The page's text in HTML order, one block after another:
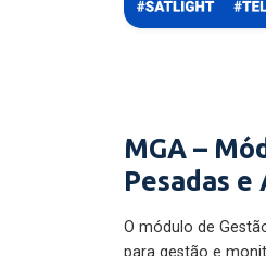
MGA –
Pesadas e
O módulo de
para gestão e